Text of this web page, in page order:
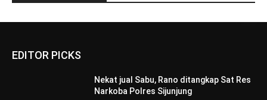
EDITOR PICKS
Nekat jual Sabu, Rano ditangkap Sat Res
Narkoba Polres Sijunjung